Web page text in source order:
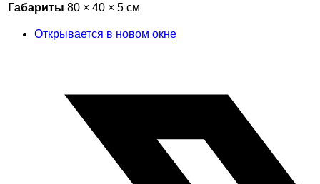
Габариты 80 × 40 × 5 см
Открывается в новом окне